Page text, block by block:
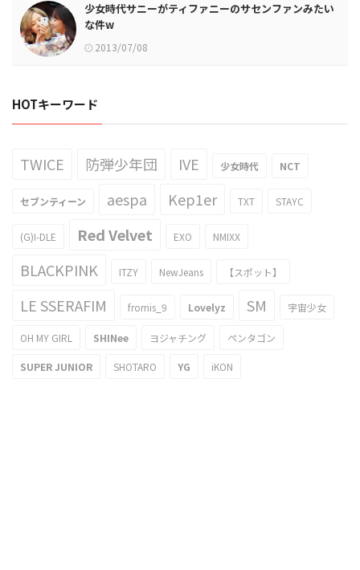
少女時代サニーがティファニーのサセンファンみたい
な件w
2013/07/08
HOTキーワード
TWICE 防弾少年団 IVE 少女時代 NCT
セブンティーン aespa Kep1er TXT STAYC
(G)I-DLE Red Velvet EXO NMIXX
BLACKPINK ITZY NewJeans 【スポット】
LE SSERAFIM fromis_9 Lovelyz SM 宇宙少女
OH MY GIRL SHINee ヨジャチング ペンタゴン
SUPER JUNIOR SHOTARO YG iKON